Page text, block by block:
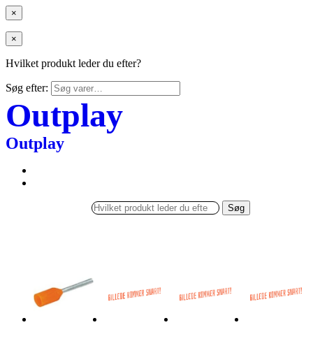
×
×
Hvilket produkt leder du efter?
Søg efter:
Outplay
Outplay
Søg